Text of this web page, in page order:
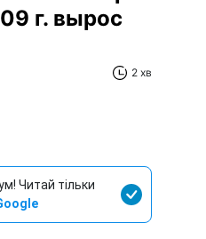
г. вырос
2 хв
Читай тільки